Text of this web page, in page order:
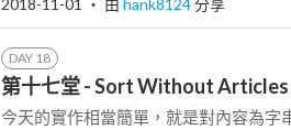
DAY 18
第十七堂 - Sort Without Articles
今天的實作相當簡單，就是對內容為